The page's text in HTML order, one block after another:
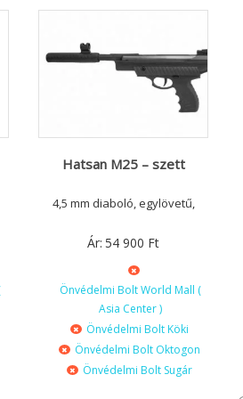
Hatsan M25 – szett
4,5 mm diaboló, egylövetű,
Ár: 54 900 Ft
Önvédelmi Bolt World Mall (
Asia Center )
Önvédelmi Bolt Köki
Önvédelmi Bolt Oktogon
Önvédelmi Bolt Sugár